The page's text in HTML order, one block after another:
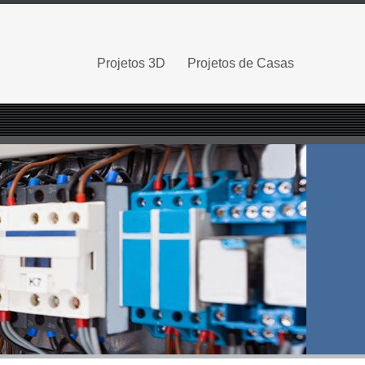
Projetos 3D Projetos de Casas